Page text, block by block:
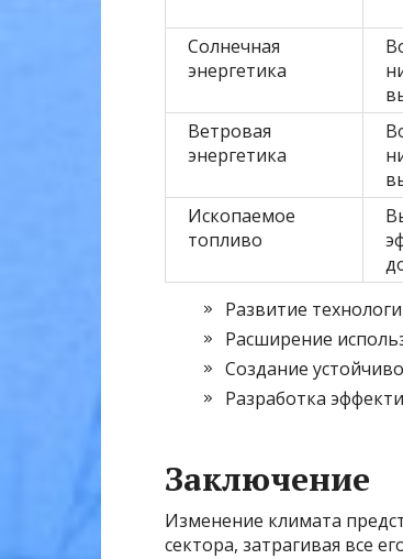
Солнечная
энергетика
Ветровая
энергетика
Ископаемое
топливо
Развитие
Расширение
Создание
Разработка
Заключение
Изменение климата
сектора, затрагивая все